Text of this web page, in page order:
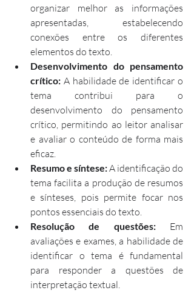
organizar melhor as informações
apresentadas, estabelecendo
conexões entre os diferentes
elementos do texto.
Desenvolvimento do pensamento
crítico: A habilidade de identificar o
tema contribui para o
desenvolvimento do pensamento
crítico, permitindo ao leitor analisar
e avaliar o conteúdo de forma mais
eficaz.
Resumo e síntese: A identificação do
tema facilita a produção de resumos
e sínteses, pois permite focar nos
pontos essenciais do texto.
Resolução de questões: Em
avaliações e exames, a habilidade de
identificar o tema é fundamental
para responder a questões de
interpretação textual.